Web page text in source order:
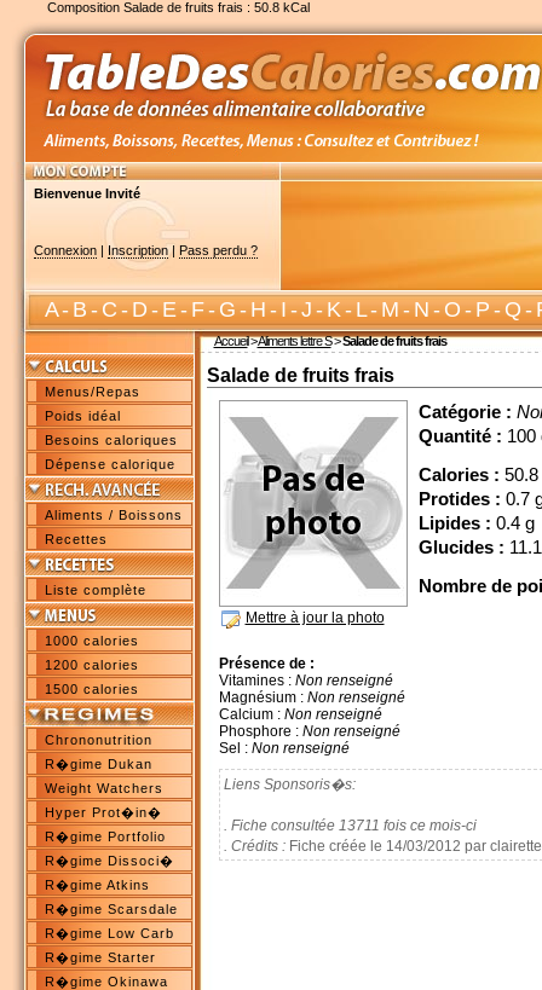
Composition Salade de fruits frais : 50.8 kCal
Bienvenue Invité
Connexion| Inscription| Pass perdu ?
A-B-C-D-E-F-G-H-I-J-K-L-M-N-O-P-Q-
Accueil>Aliments lettre S>Salade de fruits frais
Menus/Repas
Poids idéal
Besoins caloriques
Dépense calorique
Aliments / Boissons
Recettes
Liste complète
1000 calories
1200 calories
1500 calories
Chrononutrition
R�gime Dukan
Weight Watchers
Hyper Prot�in�
R�gime Portfolio
R�gime Dissoci�
R�gime Atkins
R�gime Scarsdale
R�gime Low Carb
R�gime Starter
R�gime Okinawa
Salade de fruits frais
Mettre à jour la photo
Catégorie :
Quantité : 100
Calories :
Protides : 0.7
Lipides : 0.4 g
Glucides :
Nombre de
Présence de :
Vitamines : Non renseigné
Magnésium : Non renseigné
Calcium : Non renseigné
Phosphore : Non renseigné
Sel : Non renseigné
Liens Sponsoris�s:
. Fiche consultée 13711 fois ce mois-ci
. Crédits :Fiche créée le 14/03/2012 par